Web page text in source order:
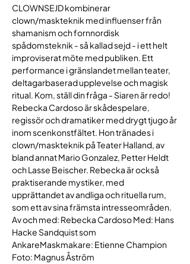
CLOWNSEJD kombinerar
clown/maskteknik med influenser från
shamanism och fornnordisk
spådomsteknik - så kallad sejd - i ett helt
improviserat möte med publiken. Ett
performance i gränslandet mellan teater,
deltagarbaserad upplevelse och magisk
ritual. Kom, ställ din fråga - Siaren är redo!
Rebecka Cardoso är skådespelare,
regissör och dramatiker med drygt tjugo år
inom scenkonstfältet. Hon tränades i
clown/maskteknik på Teater Halland, av
bland annat Mario Gonzalez, Petter Heldt
och Lasse Beischer. Rebecka är också
praktiserande mystiker, med
upprättandet av andliga och rituella rum,
som ett av sina främsta intresseområden.
Av och med: Rebecka Cardoso Med: Hans
Hacke Sandquist som
AnkareMaskmakare: Etienne Champion
Foto: Magnus Åström